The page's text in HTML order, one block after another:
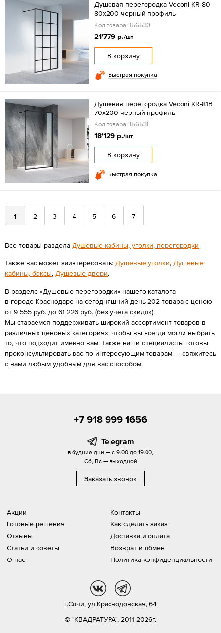
Душевая перегородка Veconi KR-80
80х200 черный профиль
Код товара: 156530
21'779 р./шт
В корзину
Быстрая покупка
Душевая перегородка Veconi KR-81B
70x200 черный профиль
Код товара: 156531
18'129 р./шт
В корзину
Быстрая покупка
1 2 3 4 5 6 7
Все товары раздела Душевые кабины, уголки, перегородки
Также вас может заинтересовать: Душевые уголки, Душевые
кабины, боксы, Душевые двери.
В разделе «Душевые перегородки» нашего каталога
в городе Краснодаре на сегодняшний день 202 товара с ценою
от 9 555 руб. до 61 226 руб. (без учета скидок).
Мы стараемся поддерживать широкий ассортимент товаров в
различных ценовых категориях, чтобы вы всегда могли выбрать
то, что подходит именно вам. Также наши специалисты готовы
проконсультировать вас по интересующим товарам — свяжитесь
с нами любым удобным для вас способом.
Акции
Готовые решения
Отзывы
Статьи и советы
О нас
Контакты
Как сделать заказ
Доставка и оплата
Возврат и обмен
Политика конфиденциальности
+7 918 999 1656
Telegram
в будние дни — с 9.00 до 19.00,
Сб, Вс — выходной
Заказать звонок
© "КВАДРАТУРА", 2011-2026г.
г.Сочи, ул.Краснодонская, 64
vk